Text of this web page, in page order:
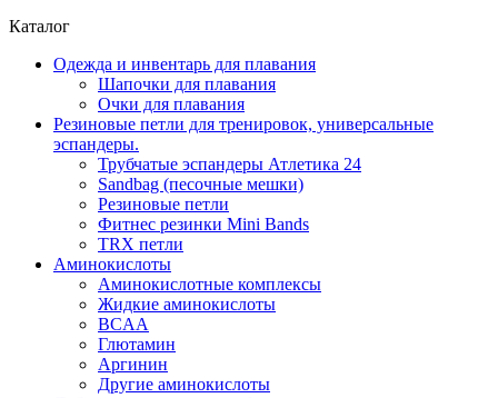
Каталог
Одежда и инвентарь для плавания
Шапочки для плавания
Очки для плавания
Резиновые петли для тренировок, универсальные
эспандеры.
Трубчатые эспандеры Атлетика 24
Sandbag (песочные мешки)
Резиновые петли
Фитнес резинки Mini Bands
TRX петли
Аминокислоты
Аминокислотные комплексы
Жидкие аминокислоты
BCAA
Глютамин
Аргинин
Другие аминокислоты